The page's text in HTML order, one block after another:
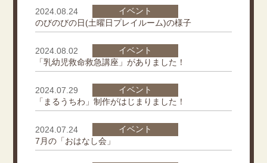
2024.08.24
イベント
のびのびの日(土曜日プレイルーム)の様子
2024.08.02
イベント
「乳幼児救命救急講座」がありました！
2024.07.29
イベント
「まるうちわ」制作がはじまりました！
2024.07.24
イベント
7月の「おはなし会」